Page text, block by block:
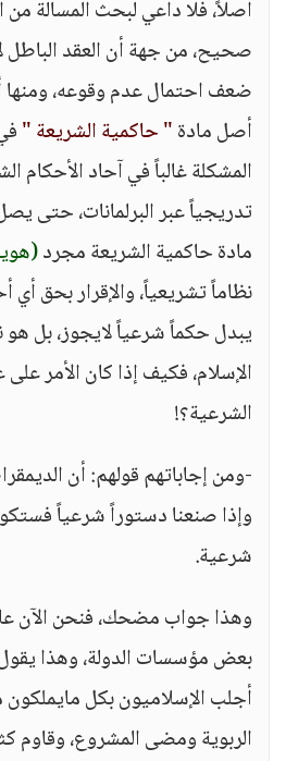
أصلاً، فلا داعي لبحث المسألة
صحيح، من جهة أن العقد الباطل
ضعف احتمال عدم وقوعه،
أصل مادة" حاكمية الشريعة "
المشكلة غالباً في آحاد الأحكام
تدريجياً عبر البرلمانات، حتى
مادة حاكمية الشريعة مجرد
نظاماً تشريعياً، والإقرار بحق
يبدل حكماً شرعياً لايجوز، بل
الإسلام، فكيف إذا كان الأمر
الشرعية؟!
-ومن إجاباتهم قولهم: أن
وإذا صنعنا دستوراً شرعياً
شرعية.
وهذا جواب مضحك، فنحن الآن
بعض مؤسسات الدولة، وهذا
أجلب الإسلاميون بكل مايملكون
الربوية ومضى المشروع، وقاوم